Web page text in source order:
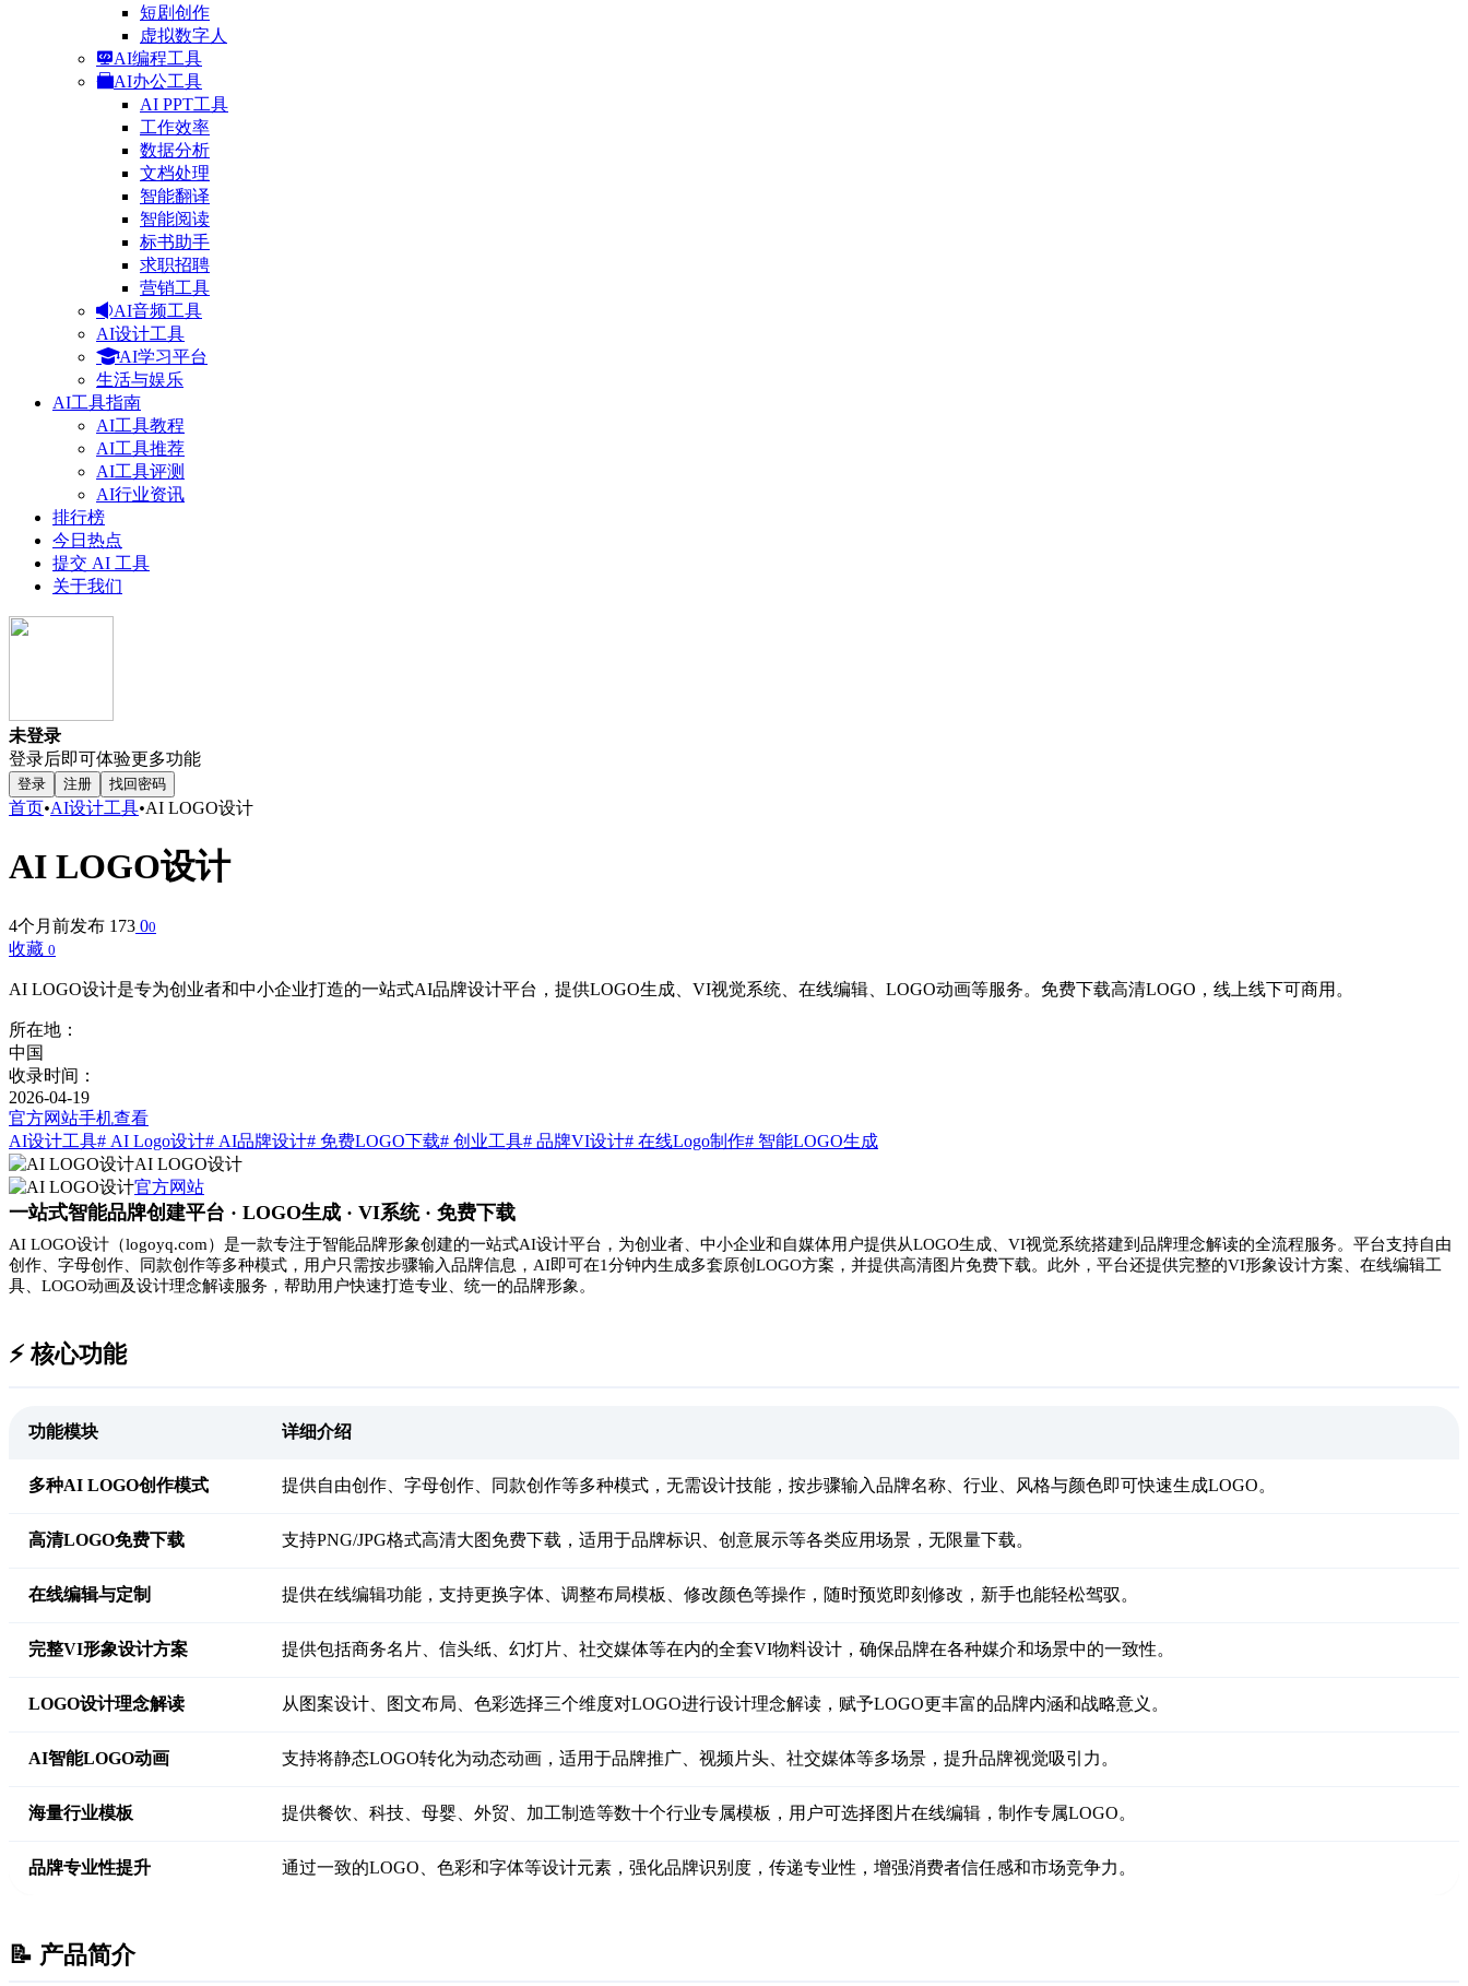
短剧创作
虚拟数字人
AI编程工具
AI办公工具
AI PPT工具
工作效率
数据分析
文档处理
智能翻译
智能阅读
标书助手
求职招聘
营销工具
AI音频工具
AI设计工具
AI学习平台
生活与娱乐
AI工具指南
AI工具教程
AI工具推荐
AI工具评测
AI行业资讯
排行榜
今日热点
提交 AI 工具
关于我们
未登录
登录后即可体验更多功能
登录 注册 找回密码
首页•AI设计工具•AI LOGO设计
AI LOGO设计
4个月前发布 173 00
收藏 0
AI LOGO设计是专为创业者和中小企业打造的一站式AI品牌设计平台，提供LOGO生成、VI视觉系统、在线编辑、LOGO动画等服务。免费下载高清LOGO，线上线下可商用。
所在地：
中国
收录时间：
2026-04-19
官方网站手机查看
AI设计工具# AI Logo设计# AI品牌设计# 免费LOGO下载# 创业工具# 品牌VI设计# 在线Logo制作# 智能LOGO生成
AI LOGO设计
官方网站
一站式智能品牌创建平台 · LOGO生成 · VI系统 · 免费下载
AI LOGO设计（logoyq.com）是一款专注于智能品牌形象创建的一站式AI设计平台，为创业者、中小企业和自媒体用户提供从LOGO生成、VI视觉系统搭建到品牌理念解读的全流程服务。平台支持自由
创作、字母创作、同款创作等多种模式，用户只需按步骤输入品牌信息，AI即可在1分钟内生成多套原创LOGO方案，并提供高清图片免费下载。此外，平台还提供完整的VI形象设计方案、在线编辑工
具、LOGO动画及设计理念解读服务，帮助用户快速打造专业、统一的品牌形象。
⚡️ 核心功能
功能模块 详细介绍
多种AI LOGO创作模式 提供自由创作、字母创作、同款创作等多种模式，无需设计技能，按步骤输入品牌名称、行业、风格与颜色即可快速生成LOGO。
高清LOGO免费下载 支持PNG/JPG格式高清大图免费下载，适用于品牌标识、创意展示等各类应用场景，无限量下载。
在线编辑与定制 提供在线编辑功能，支持更换字体、调整布局模板、修改颜色等操作，随时预览即刻修改，新手也能轻松驾驭。
完整VI形象设计方案 提供包括商务名片、信头纸、幻灯片、社交媒体等在内的全套VI物料设计，确保品牌在各种媒介和场景中的一致性。
LOGO设计理念解读 从图案设计、图文布局、色彩选择三个维度对LOGO进行设计理念解读，赋予LOGO更丰富的品牌内涵和战略意义。
AI智能LOGO动画 支持将静态LOGO转化为动态动画，适用于品牌推广、视频片头、社交媒体等多场景，提升品牌视觉吸引力。
海量行业模板 提供餐饮、科技、母婴、外贸、加工制造等数十个行业专属模板，用户可选择图片在线编辑，制作专属LOGO。
品牌专业性提升 通过一致的LOGO、色彩和字体等设计元素，强化品牌识别度，传递专业性，增强消费者信任感和市场竞争力。
📝 产品简介